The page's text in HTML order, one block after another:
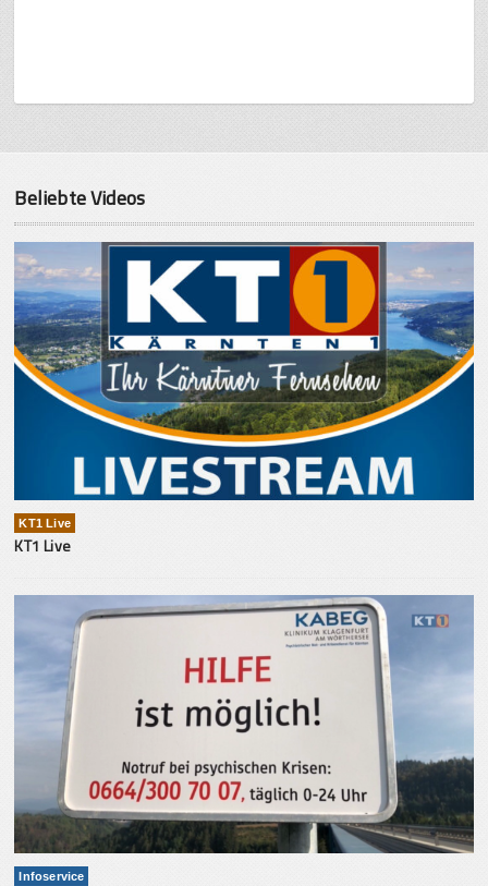
Beliebte Videos
KT1 Live
KT1 Live
Infoservice